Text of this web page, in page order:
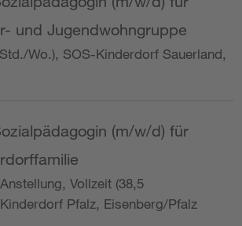
und Jugendwohngruppe
Wo.), SOS-Kinderdorf Sauerland,
(m/w/d) für
Vollzeit (38,5
Pfalz, Eisenberg/Pfalz